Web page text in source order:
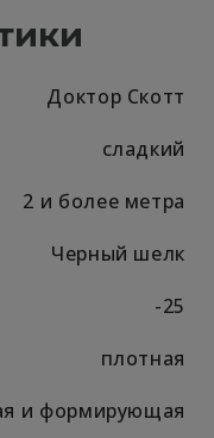
Доктор Скотт
сладкий
2 и более метра
Черный шелк
-25
плотная
и формирующая